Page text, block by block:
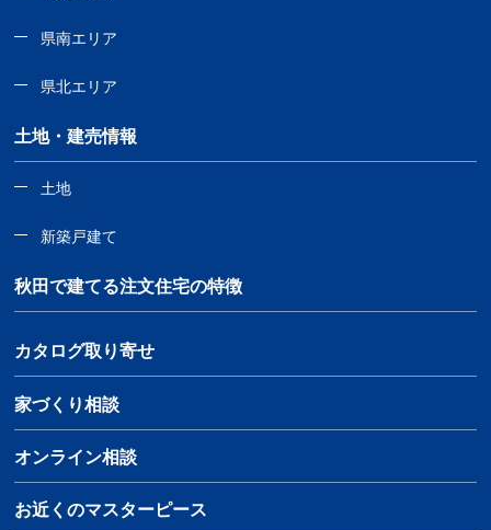
県南エリア
県北エリア
土地・建売情報
土地
新築戸建て
秋田で建てる注文住宅の特徴
カタログ取り寄せ
家づくり相談
オンライン相談
お近くのマスターピース